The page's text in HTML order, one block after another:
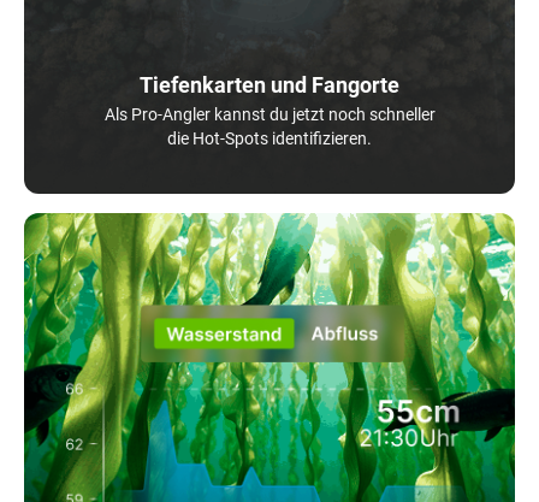
Tiefenkarten und Fangorte
Als Pro-Angler kannst du jetzt noch schneller
die Hot-Spots identifizieren.